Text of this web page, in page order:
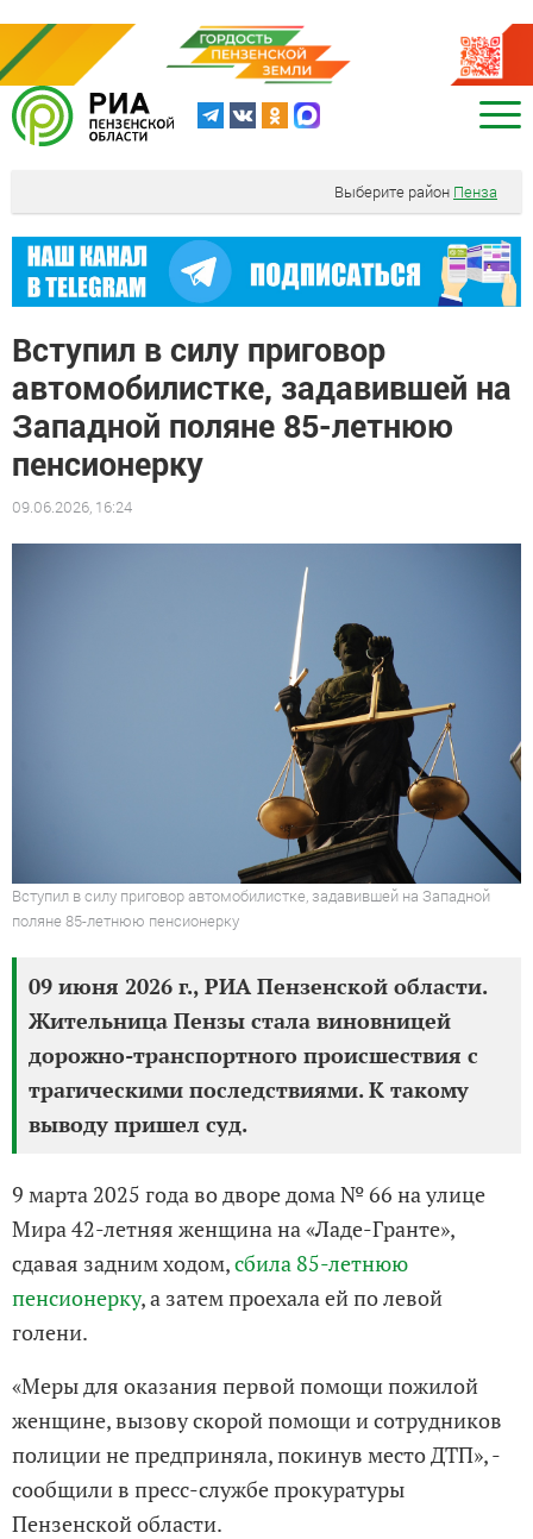
Выберите район Пенза
Вступил в силу приговор
автомобилистке, задавившей на
Западной поляне 85-летнюю
пенсионерку
09.06.2026, 16:24
Вступил в силу приговор автомобилистке, задавившей на Западной
поляне 85-летнюю пенсионерку
09 июня 2026 г., РИА Пензенской области.
Жительница Пензы стала виновницей
дорожно-транспортного происшествия с
трагическими последствиями. К такому
выводу пришел суд.
9 марта 2025 года во дворе дома № 66 на улице
Мира 42-летняя женщина на «Ладе-Гранте»,
сдавая задним ходом,сбила 85-летнюю
пенсионерку, а затем проехала ей по левой
голени.
«Меры для оказания первой помощи пожилой
женщине, вызову скорой помощи и сотрудников
полиции не предприняла, покинув место ДТП», -
сообщили в пресс-службе прокуратуры
Пензенской области.